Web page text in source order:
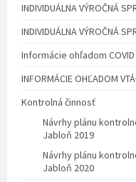
INDIVIDUÁLNA VÝROČNÁ
INDIVIDUÁLNA VÝROČNÁ
Informácie ohľadom COVID
INFORMÁCIE OHĽADOM
Kontrolná činnosť
Návrhy plánu
Jabloň 2019
Návrhy plánu
Jabloň 2020